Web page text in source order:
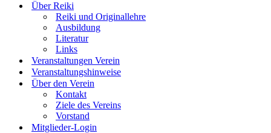
Über Reiki
Reiki und Originallehre
Ausbildung
Literatur
Links
Veranstaltungen Verein
Veranstaltungshinweise
Über den Verein
Kontakt
Ziele des Vereins
Vorstand
Mitglieder-Login